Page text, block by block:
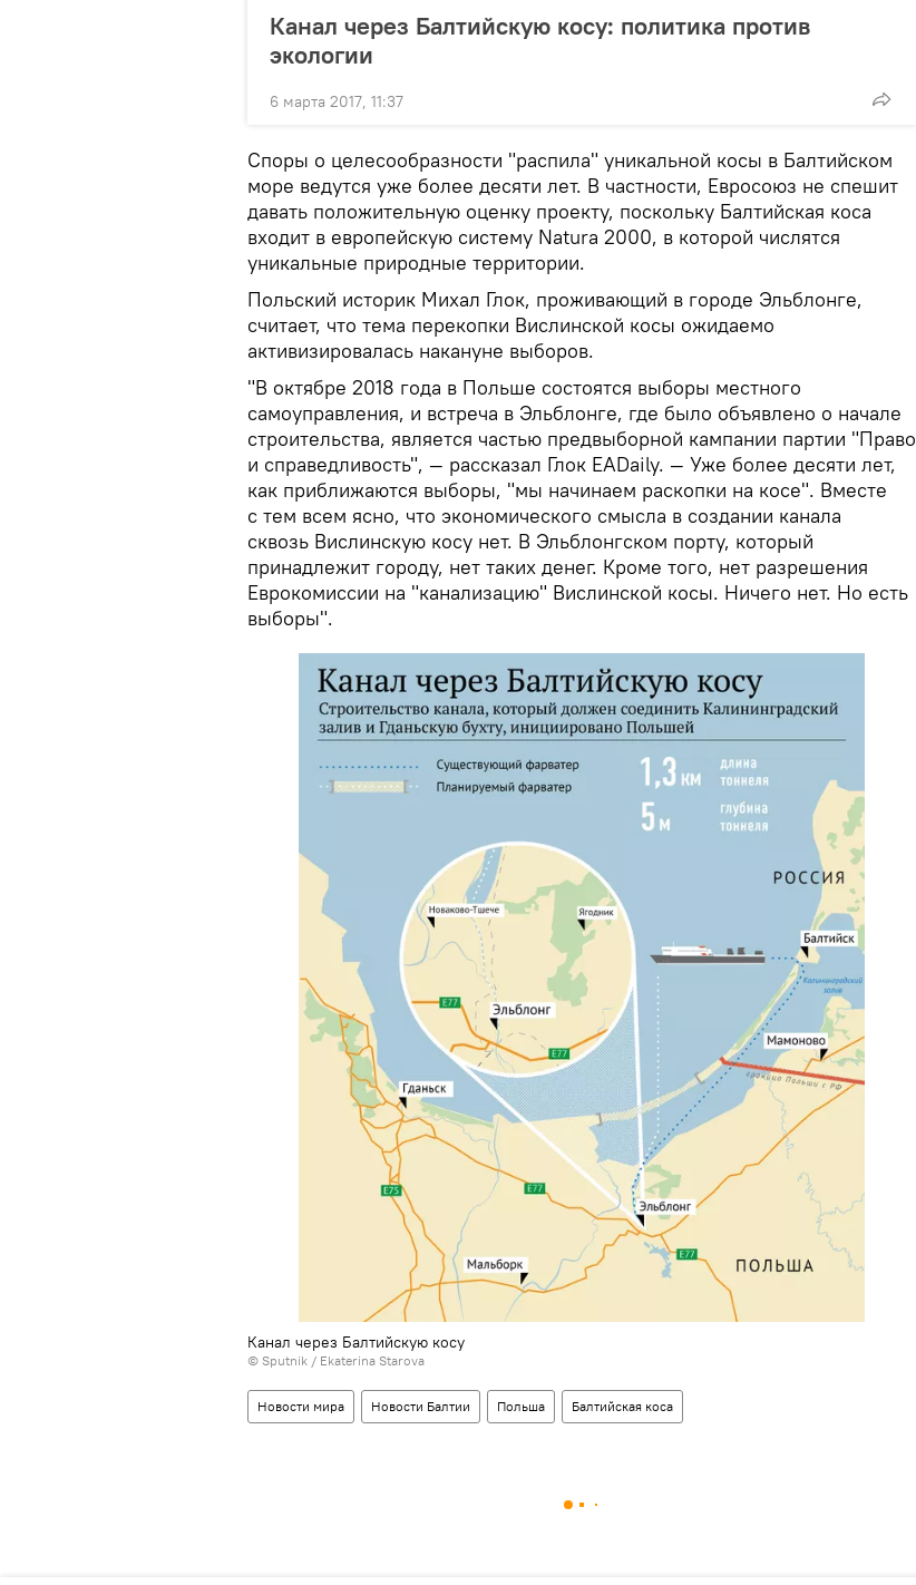
Канал через Балтийскую косу: политика против
экологии
6 марта 2017, 11:37
Споры о целесообразности "распила" уникальной косы в Балтийском
море ведутся уже более десяти лет. В частности, Евросоюз не спешит
давать положительную оценку проекту, поскольку Балтийская коса
входит в европейскую систему Natura 2000, в которой числятся
уникальные природные территории.
Польский историк Михал Глок, проживающий в городе Эльблонге,
считает, что тема перекопки Вислинской косы ожидаемо
активизировалась накануне выборов.
"В октябре 2018 года в Польше состоятся выборы местного
самоуправления, и встреча в Эльблонге, где было объявлено о начале
строительства, является частью предвыборной кампании партии "Право
и справедливость", — рассказал Глок EADaily. — Уже более десяти лет,
как приближаются выборы, "мы начинаем раскопки на косе". Вместе
с тем всем ясно, что экономического смысла в создании канала
сквозь Вислинскую косу нет. В Эльблонгском порту, который
принадлежит городу, нет таких денег. Кроме того, нет разрешения
Еврокомиссии на "канализацию" Вислинской косы. Ничего нет. Но есть
выборы".
Канал через Балтийскую косу
© Sputnik / Ekaterina Starova
Новости мира Новости Балтии Польша Балтийская коса